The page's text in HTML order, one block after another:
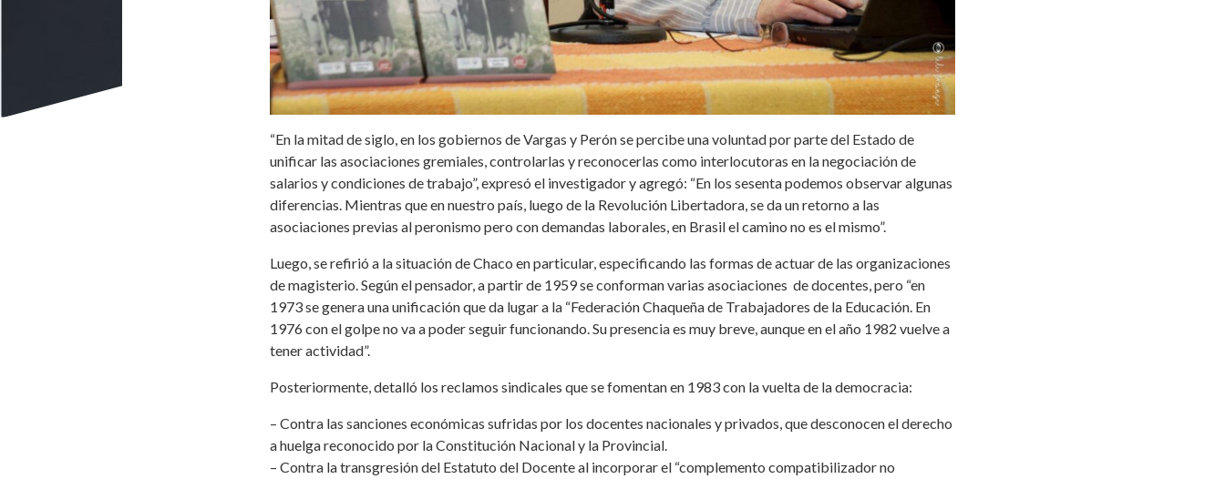
“En la mitad de siglo, en los gobiernos de Vargas y Perón se percibe una voluntad por parte del Estado de
unificar las asociaciones gremiales, controlarlas y reconocerlas como interlocutoras en la negociación de
salarios y condiciones de trabajo”, expresó el investigador y agregó: “En los sesenta podemos observar algunas
diferencias. Mientras que en nuestro país, luego de la Revolución Libertadora, se da un retorno a las
asociaciones previas al peronismo pero con demandas laborales, en Brasil el camino no es el mismo”.
Luego, se refirió a la situación de Chaco en particular, especificando las formas de actuar de las organizaciones
de magisterio. Según el pensador, a partir de 1959 se conforman varias asociaciones de docentes, pero “en
1973 se genera una unificación que da lugar a la “Federación Chaqueña de Trabajadores de la Educación. En
1976 con el golpe no va a poder seguir funcionando. Su presencia es muy breve, aunque en el año 1982 vuelve a
tener actividad”.
Posteriormente, detalló los reclamos sindicales que se fomentan en 1983 con la vuelta de la democracia:
– Contra las sanciones económicas sufridas por los docentes nacionales y privados, que desconocen el derecho
a huelga reconocido por la Constitución Nacional y la Provincial.
– Contra la transgresión del Estatuto del Docente al incorporar el “complemento compatibilizador no